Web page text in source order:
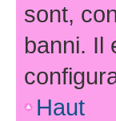
sont,
banni. Il
Haut